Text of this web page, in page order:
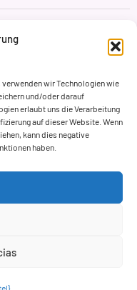
verwenden wir Technologien wie
und/oder darauf
erlaubt uns die Verarbeitung
auf dieser Website. Wenn
kann dies negative
haben.